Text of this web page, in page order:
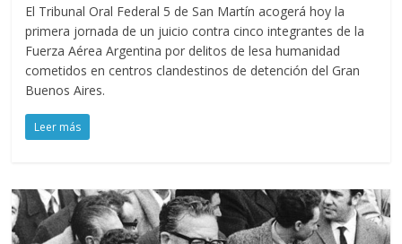
El Tribunal Oral Federal 5 de San Martín acogerá hoy la
primera jornada de un juicio contra cinco integrantes de la
Fuerza Aérea Argentina por delitos de lesa humanidad
cometidos en centros clandestinos de detención del Gran
Buenos Aires.
Leer más